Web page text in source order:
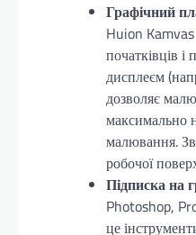
Графічний
Huion
початківців і
дисплеєм
дозволяє
максимально
малювання.
робочої
Підписка на
Photoshop,
це